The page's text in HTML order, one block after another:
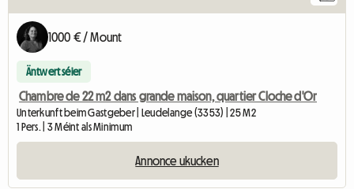
1000 € / Mount
Äntwert séier
Chambre de 22 m2 dans grande maison, quartier Cloche d'Or
Unterkunft beim Gastgeber | Leudelange (3353) | 25 M2
1 Pers. | 3 Méint als Minimum
Annonce ukucken